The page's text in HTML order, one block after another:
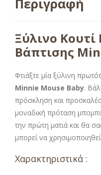
Ξύλινο
Βάπτισης
Φτιάξτε μία ξύλινη
Minnie Mouse Baby.
πρόσκληση και
μοναδική πρόταση
την πρώτη ματιά και θα
μπορεί να
Χαρακτηριστικά :